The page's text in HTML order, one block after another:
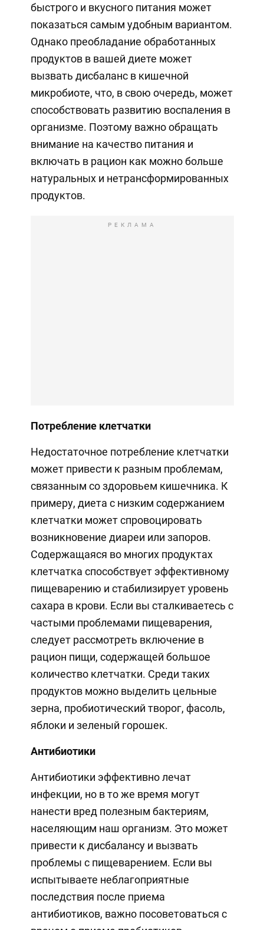
быстрого и вкусного питания может
показаться самым удобным вариантом.
Однако преобладание обработанных
продуктов в вашей диете может
вызвать дисбаланс в кишечной
микробиоте, что, в свою очередь, может
способствовать развитию воспаления в
организме. Поэтому важно обращать
внимание на качество питания и
включать в рацион как можно больше
натуральных и нетрансформированных
продуктов.
РЕКЛАМА
Потребление клетчатки
Недостаточное потребление клетчатки
может привести к разным проблемам,
связанным со здоровьем кишечника. К
примеру, диета с низким содержанием
клетчатки может спровоцировать
возникновение диареи или запоров.
Содержащаяся во многих продуктах
клетчатка способствует эффективному
пищеварению и стабилизирует уровень
сахара в крови. Если вы сталкиваетесь с
частыми проблемами пищеварения,
следует рассмотреть включение в
рацион пищи, содержащей большое
количество клетчатки. Среди таких
продуктов можно выделить цельные
зерна, пробиотический творог, фасоль,
яблоки и зеленый горошек.
Антибиотики
Антибиотики эффективно лечат
инфекции, но в то же время могут
нанести вред полезным бактериям,
населяющим наш организм. Это может
привести к дисбалансу и вызвать
проблемы с пищеварением. Если вы
испытываете неблагоприятные
последствия после приема
антибиотиков, важно посоветоваться с